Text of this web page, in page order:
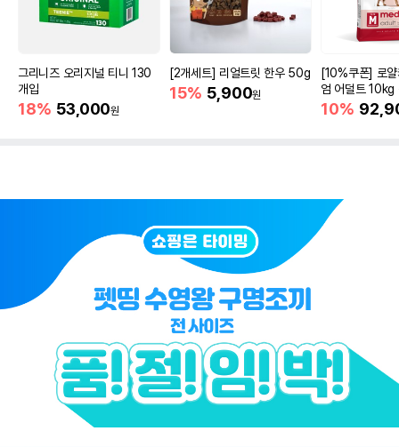
그리니즈 오리지널 티니 130
개입
18% 53,000원
[2개세트] 리얼트릿 한우 50g
15% 5,900원
[10%쿠폰] 로
엄 어덜트 10kg
증진
10%